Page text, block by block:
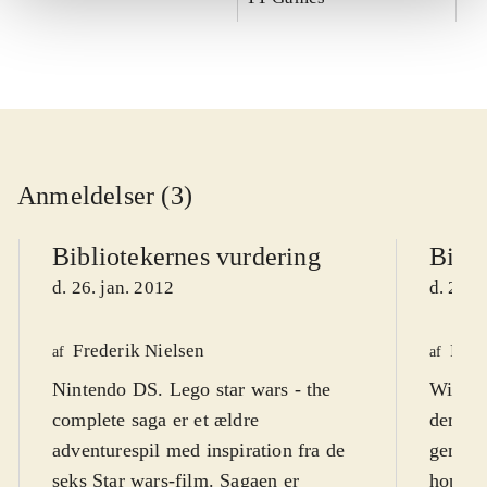
Anmeldelser (3)
Bibliotekernes vurdering
d. 26. jan. 2012
af Frederik Nielsen
Nintendo DS. Lego star wars - the
complete saga er et ældre
adventurespil med inspiration fra de
seks Star wars-film. Sagaen er
d. 26.
af
Wii.
den